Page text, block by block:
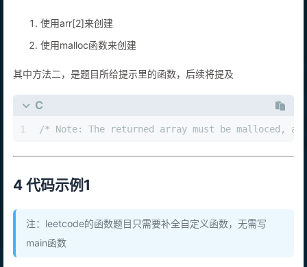
使用arr[2]来创建
使用malloc函数来创建
其中方法二，是题目所给提示里的函数，后续将提及
C
1 /* Note: The returned array must be malloced,
4 代码示例1
注：leetcode的函数题目只需要补全自定义函数，无需写
main函数